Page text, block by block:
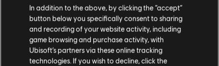
INDIETRO
In addition to the above, by clicking the “accept”
button below you specifically consent to sharing
and recording of your website activity, including
game browsing and purchase activity, with
Ubisoft’s partners via these online tracking
technologies. If you wish to decline, click the